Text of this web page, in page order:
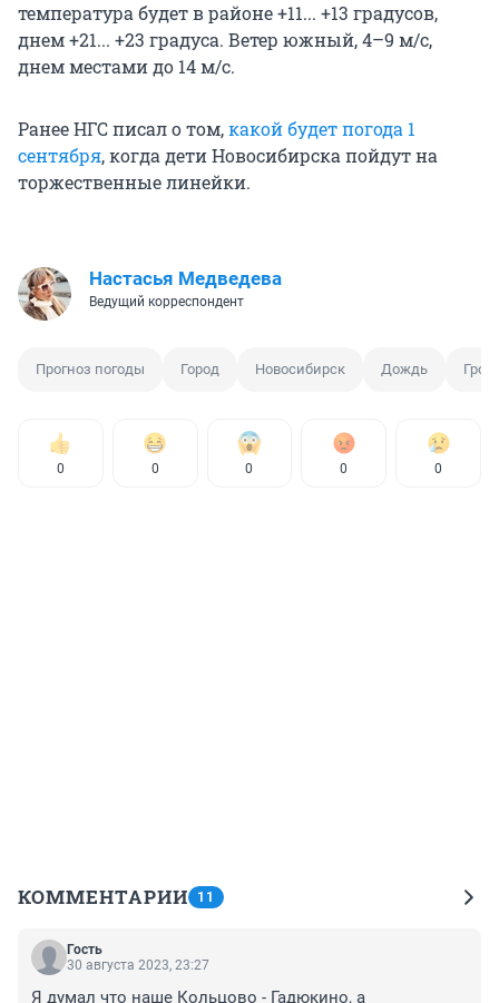
температура будет в районе +11... +13 градусов,
днем +21... +23 градуса. Ветер южный, 4–9 м/с,
днем местами до 14 м/с.
Ранее НГС писал о том,какой будет погода 1
сентября, когда дети Новосибирска пойдут на
торжественные линейки.
Настасья Медведева
Ведущий корреспондент
Прогноз погоды Город Новосибирск Дождь
0 0 0 0 0
КОММЕНТАРИИ 11
Гость
30 августа 2023, 23:27
Я думал что наше Кольцово - Гадюкино, а